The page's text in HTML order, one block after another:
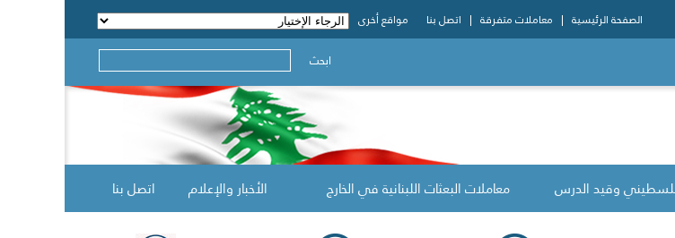
الصفحة الرئيسية معاملات متفرقة اتصل بنا مواقع أخرى
ابحث
وقيد الدرس معاملات البعثات اللبنانية في الخارج الأخبار والإعلام اتصل بنا